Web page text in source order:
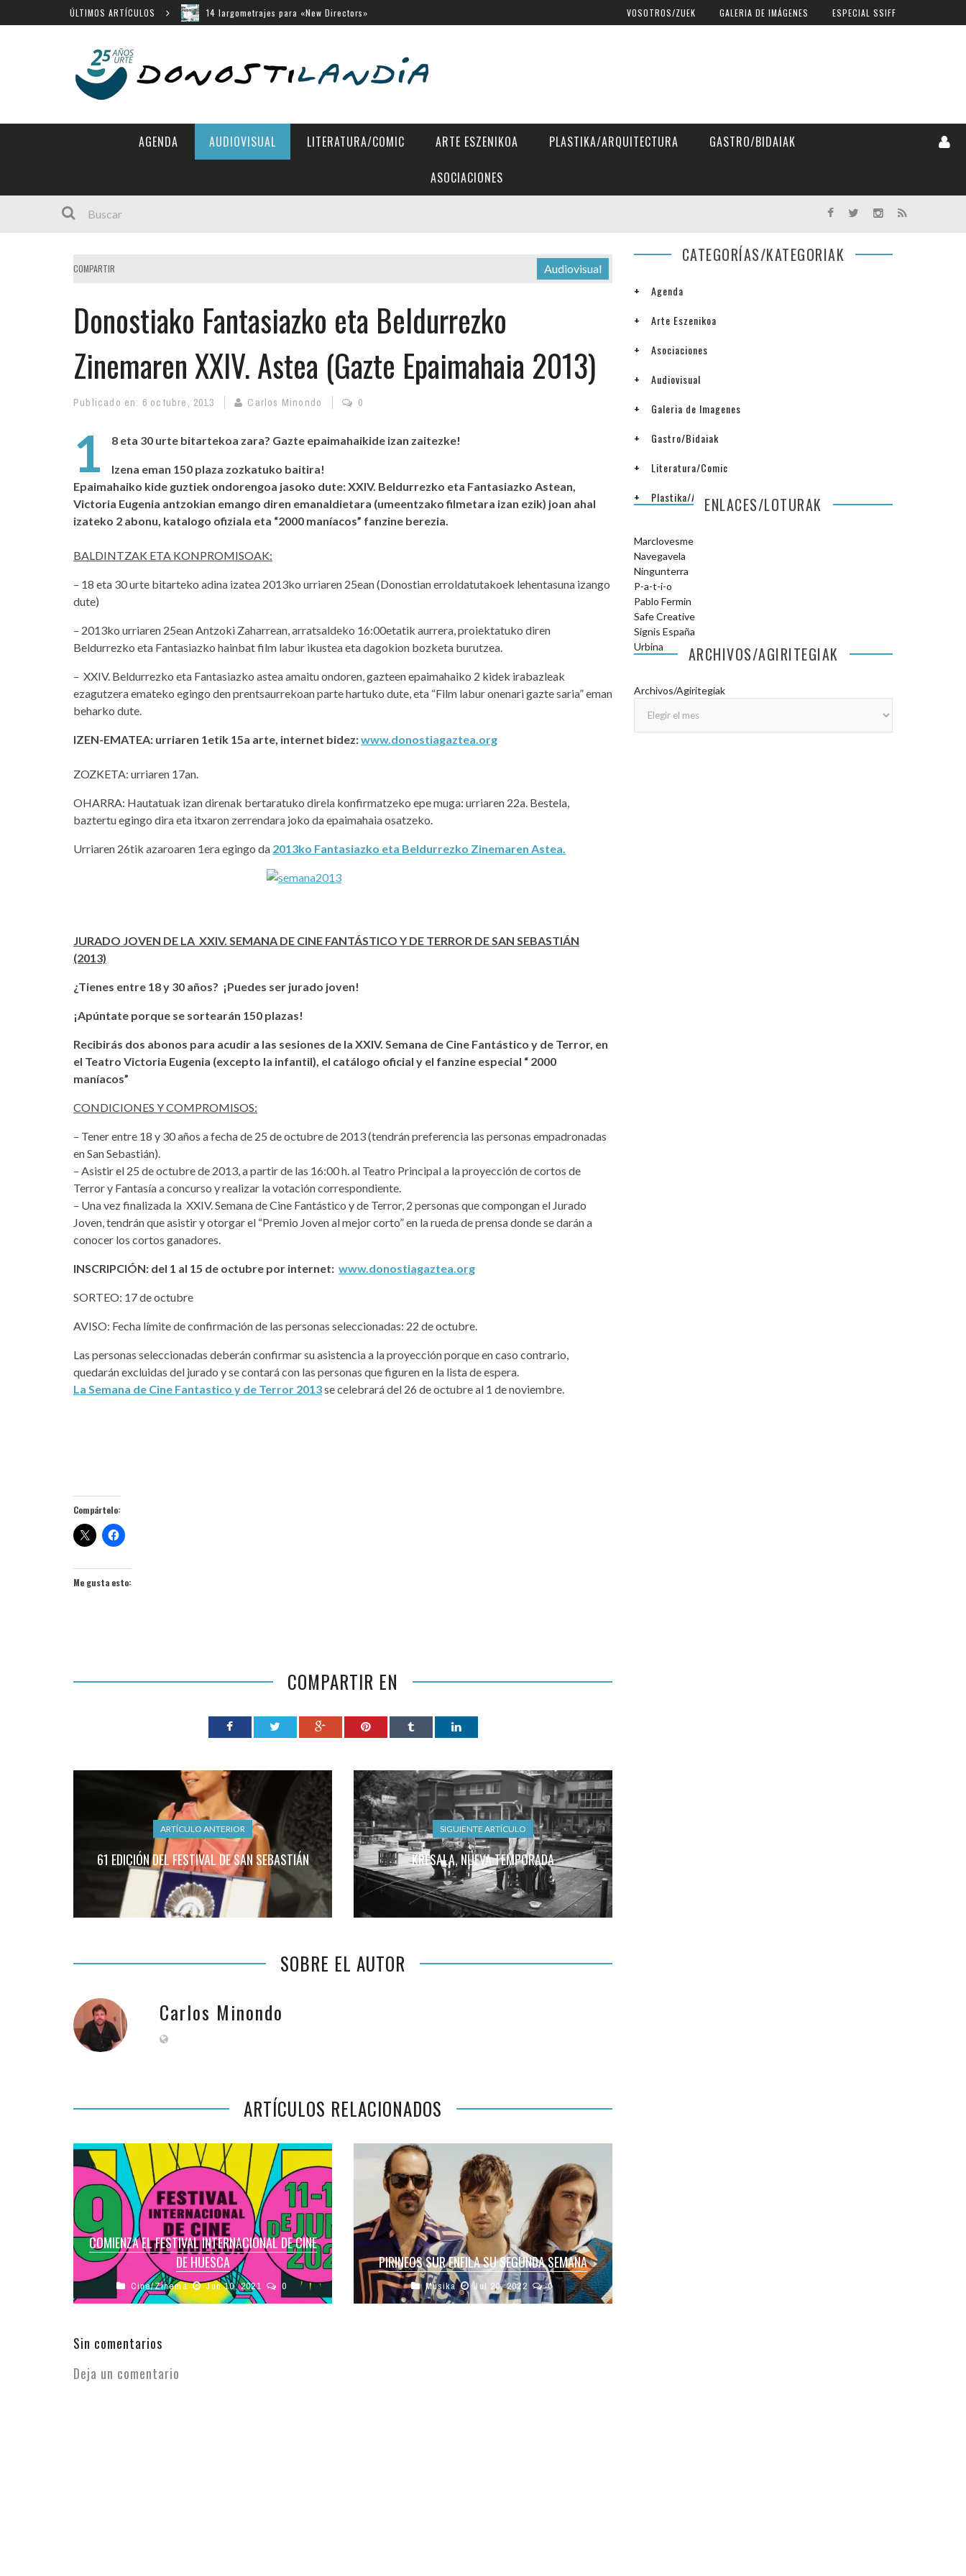
ÚLTIMOS ARTÍCULOS
14 largometrajes para «New Directors»
Movistar Plus apuesta por SSIFF
Menú cerrado en el Victoria Eugenia
VOSOTROS/ZUEK GALERIA DE IMÁGENES ESPECIAL SSIFF
AGENDA AUDIOVISUAL LITERATURA/COMIC ARTE ESZENIKOA PLASTIKA/ARQUITECTURA GASTRO/BIDAIAK
ASOCIACIONES
COMPARTIR Audiovisual
Donostiako Fantasiazko eta Beldurrezko
Zinemaren XXIV. Astea (Gazte Epaimahaia 2013)
Publicado en: 6 octubre, 2013 Carlos Minondo 0
1 8 eta 30 urte bitartekoa zara? Gazte epaimahaikide izan zaitezke!
Izena eman 150 plaza zozkatuko baitira!
Epaimahaiko kide guztiek ondorengoa jasoko dute: XXIV. Beldurrezko eta Fantasiazko Astean,
Victoria Eugenia antzokian emango diren emanaldietara (umeentzako filmetara izan ezik) joan ahal
izateko 2 abonu, katalogo ofiziala eta “2000 maníacos” fanzine berezia.
BALDINTZAK ETA KONPROMISOAK:
– 18 eta 30 urte bitarteko adina izatea 2013ko urriaren 25ean (Donostian erroldatutakoek lehentasuna izango
dute)
– 2013ko urriaren 25ean Antzoki Zaharrean, arratsaldeko 16:00etatik aurrera, proiektatuko diren
Beldurrezko eta Fantasiazko hainbat film labur ikustea eta dagokion bozketa burutzea.
– XXIV. Beldurrezko eta Fantasiazko astea amaitu ondoren, gazteen epaimahaiko 2 kidek irabazleak
ezagutzera emateko egingo den prentsaurrekoan parte hartuko dute, eta “Film labur onenari gazte saria” eman
beharko dute.
IZEN-EMATEA: urriaren 1etik 15a arte, internet bidez:www.donostiagaztea.org
ZOZKETA: urriaren 17an.
OHARRA: Hautatuak izan direnak bertaratuko direla konfirmatzeko epe muga: urriaren 22a. Bestela,
baztertu egingo dira eta itxaron zerrendara joko da epaimahaia osatzeko.
Urriaren 26tik azaroaren 1era egingo da 2013ko Fantasiazko eta Beldurrezko Zinemaren Astea.
JURADO JOVEN DE LA XXIV. SEMANA DE CINE FANTÁSTICO Y DE TERROR DE SAN SEBASTIÁN
(2013)
¿Tienes entre 18 y 30 años? ¡Puedes ser jurado joven!
¡Apúntate porque se sortearán 150 plazas!
Recibirás dos abonos para acudir a las sesiones de la XXIV. Semana de Cine Fantástico y de Terror, en
el Teatro Victoria Eugenia (excepto la infantil), el catálogo oficial y el fanzine especial “ 2000
maníacos”
CONDICIONES Y COMPROMISOS:
– Tener entre 18 y 30 años a fecha de 25 de octubre de 2013 (tendrán preferencia las personas empadronadas
en San Sebastián).
– Asistir el 25 de octubre de 2013, a partir de las 16:00 h. al Teatro Principal a la proyección de cortos de
Terror y Fantasía a concurso y realizar la votación correspondiente.
– Una vez finalizada la XXIV. Semana de Cine Fantástico y de Terror, 2 personas que compongan el Jurado
Joven, tendrán que asistir y otorgar el “Premio Joven al mejor corto” en la rueda de prensa donde se darán a
conocer los cortos ganadores.
INSCRIPCIÓN: del 1 al 15 de octubre por internet: www.donostiagaztea.org
SORTEO: 17 de octubre
AVISO: Fecha límite de confirmación de las personas seleccionadas: 22 de octubre.
Las personas seleccionadas deberán confirmar su asistencia a la proyección porque en caso contrario,
quedarán excluidas del jurado y se contará con las personas que figuren en la lista de espera.
La Semana de Cine Fantastico y de Terror 2013se celebrará del 26 de octubre al 1 de noviembre.
Compártelo:
Me gusta esto:
COMPARTIR EN
ARTÍCULO ANTERIOR
61 EDICIÓN DEL FESTIVAL DE SAN SEBASTIÁN
SIGUIENTE ARTÍCULO
KRESALA, NUEVA TEMPORADA
SOBRE EL AUTOR
Carlos Minondo
ARTÍCULOS RELACIONADOS
COMIENZA EL FESTIVAL INTERNACIONAL DE CINE
DE HUESCA
El Festival Internacional de Cine de Huesca
arranca este viernes 11 de junio su 49ª edición.
Cine/Zinema Jun 10, 2021 0
PIRINEOS SUR ENFILA SU SEGUNDA SEMANA
La música vuelve este jueves al escenario
flotante de Lanuza en la segunda semana de la
Musika Jul 20, 2022 0
Sin comentarios
Deja un comentario
CATEGORÍAS/KATEGORIAK
Agenda
Arte Eszenikoa
Asociaciones
Audiovisual
Galeria de Imagenes
Gastro/Bidaiak
Literatura/Comic
Plastika/ArquitecturaENLACES/LOTURAK
Marclovesme
Navegavela
Ningunterra
P-a-t-i-o
Pablo Fermin
Safe Creative
Signis España
Urbina
ARCHIVOS/AGIRITEGIAK
Archivos/Agiritegiak